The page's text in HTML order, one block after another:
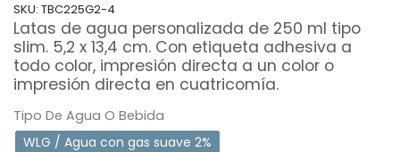
SKU: TBC225G2-4
Latas de agua personalizada de 250 ml tipo
slim. 5,2 x 13,4 cm. Con etiqueta adhesiva a
todo color, impresión directa a un color o
impresión directa en cuatricomía.
Tipo De Agua O Bebida
WLG / Agua con gas suave 2%